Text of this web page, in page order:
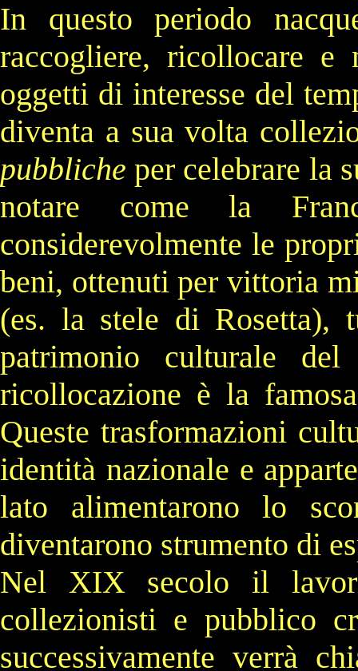
In questo periodo
raccogliere, ricollocare
oggetti di interesse del
diventa a sua volta
pubbliche per celebrare la
notare come la
considerevolmente le
beni, ottenuti per vittoria
(es. la stele di Rosetta),
patrimonio culturale
ricollocazione è la
Queste trasformazioni
identità nazionale e
lato alimentarono lo
diventarono strumento di
Nel XIX secolo il
collezionisti e pubblico
successivamente verrà